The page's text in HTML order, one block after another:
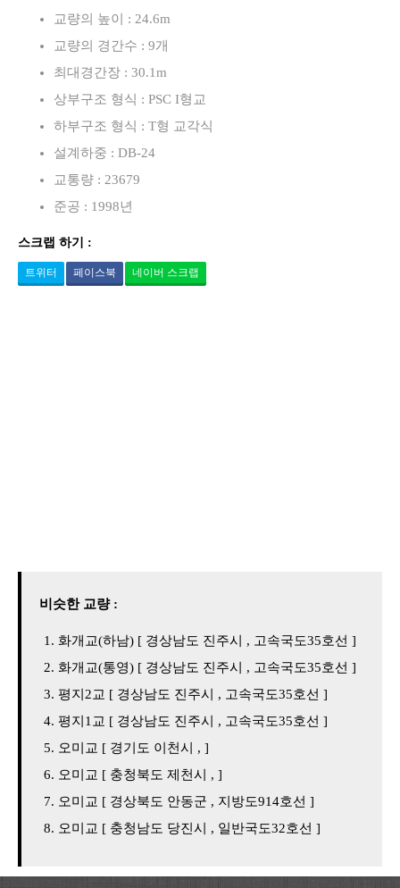
교량의 높이 : 24.6m
교량의 경간수 : 9개
최대경간장 : 30.1m
상부구조 형식 : PSC I형교
하부구조 형식 : T형 교각식
설계하중 : DB-24
교통량 : 23679
준공 : 1998년
스크랩 하기 :
트위터 페이스북 네이버 스크랩
비슷한 교량 :
화개교(하남) [ 경상남도 진주시 , 고속국도35호선 ]
화개교(통영) [ 경상남도 진주시 , 고속국도35호선 ]
평지2교 [ 경상남도 진주시 , 고속국도35호선 ]
평지1교 [ 경상남도 진주시 , 고속국도35호선 ]
오미교 [ 경기도 이천시 , ]
오미교 [ 충청북도 제천시 , ]
오미교 [ 경상북도 안동군 , 지방도914호선 ]
오미교 [ 충청남도 당진시 , 일반국도32호선 ]